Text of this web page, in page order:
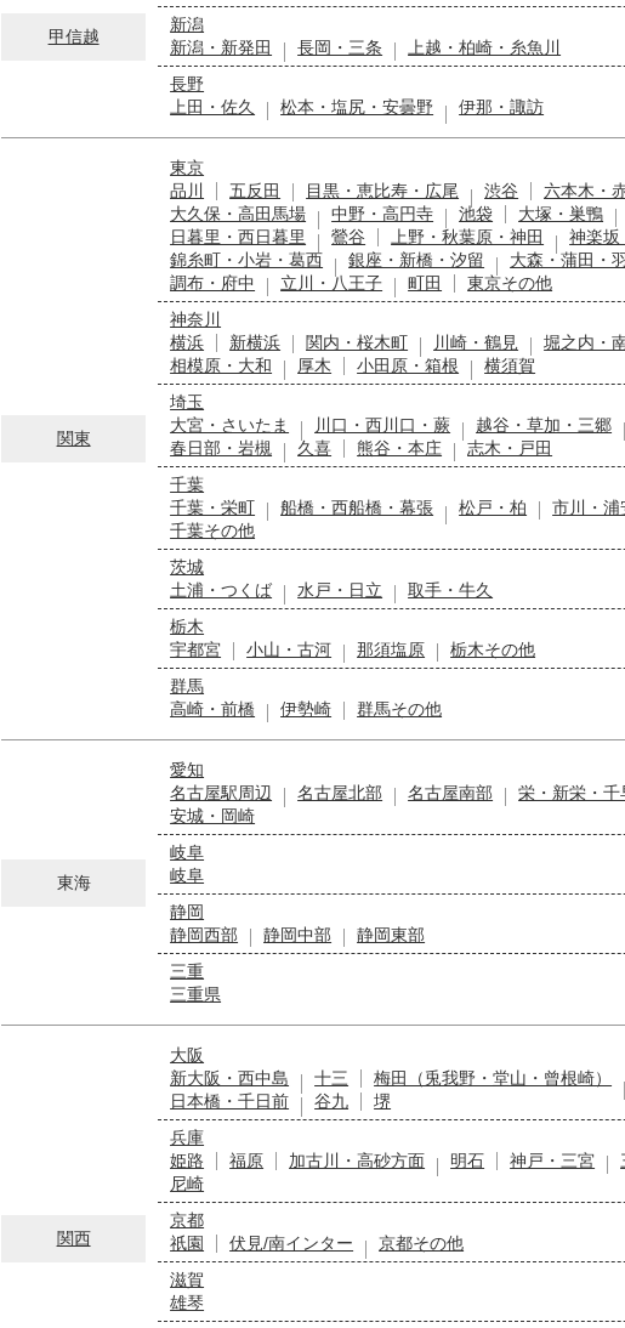
甲信越
新潟
新潟・新発田
長岡・三条
上越・柏崎・糸魚川
長野
上田・佐久
松本・塩尻・安曇野 伊那・諏訪
関東
東京
品川
五反田 目黒・恵比寿・広尾 渋谷 六本木・
大久保・高田馬場
中野・高円寺 池袋 大塚・巣鴨
日暮里・西日暮里
鶯谷 上野・秋葉原・神田 神楽坂
錦糸町・小岩・葛西
銀座・新橋・汐留 大森・蒲田・
調布・府中
立川・八王子 町田
東京その他
神奈川
横浜
新横浜 関内・桜木町 川崎・鶴見 堀之内・
相模原・大和
厚木 小田原・箱根
横須賀
埼玉
大宮・さいたま
川口・西川口・蕨 越谷・草加・三郷
春日部・岩槻
久喜 熊谷・本庄
志木・戸田
千葉
千葉・栄町
船橋・西船橋・幕張 松戸・柏 市川・浦
千葉その他
茨城
土浦・つくば
水戸・日立
取手・牛久
栃木
宇都宮
小山・古河 那須塩原
栃木その他
群馬
高崎・前橋
伊勢崎 群馬その他
東海
愛知
名古屋駅周辺
名古屋北部 名古屋南部 栄・新栄・千
安城・岡崎
岐阜
岐阜
静岡
静岡西部
静岡中部
静岡東部
三重
三重県
関西
大阪
新大阪・西中島
十三 梅田（兎我野・堂山・曾根崎）
日本橋・千日前
谷九
堺
兵庫
姫路
福原 加古川・高砂方面 明石 神戸・三宮
尼崎
京都
祇園
伏見/南インター
京都その他
滋賀
雄琴